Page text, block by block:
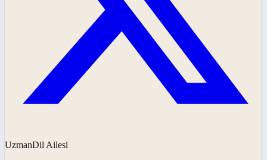
UzmanDil Ailesi